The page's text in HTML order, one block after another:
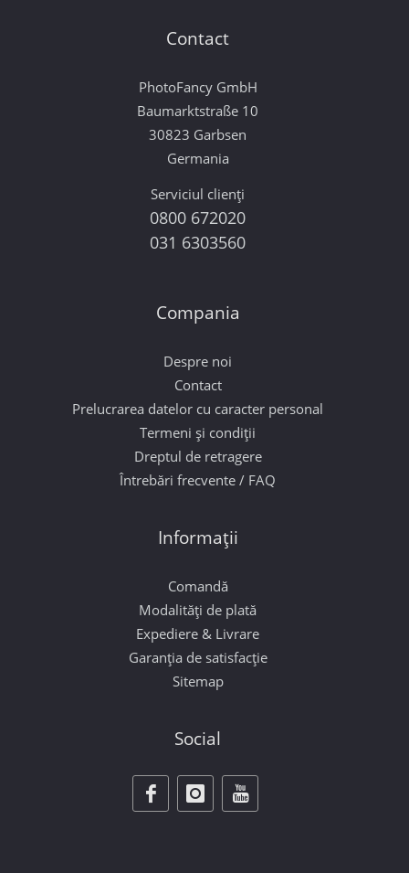
Contact
PhotoFancy GmbH
Baumarktstraße 10
30823 Garbsen
Germania
Serviciul clienți
0800 672020
031 6303560
Compania
Despre noi
Contact
Prelucrarea datelor cu caracter personal
Termeni și condiții
Dreptul de retragere
Întrebări frecvente / FAQ
Informații
Comandă
Modalități de plată
Expediere & Livrare
Garanția de satisfacție
Sitemap
Social